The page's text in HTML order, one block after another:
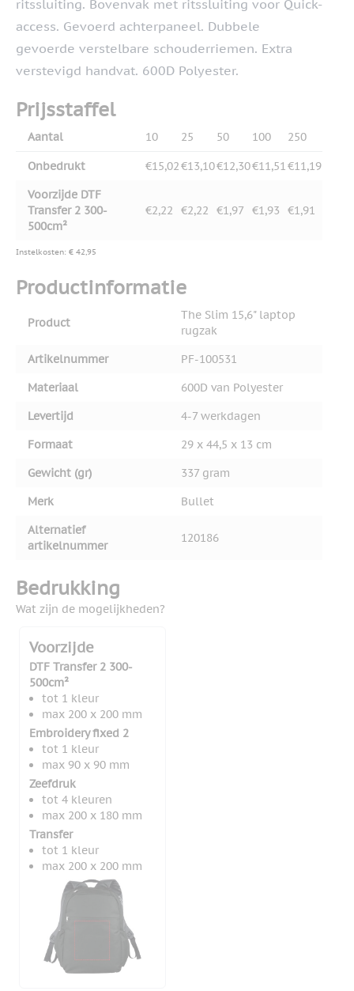
ritssluiting. Bovenvak met ritssluiting voor Quick-
access. Gevoerd achterpaneel. Dubbele
gevoerde verstelbare schouderriemen. Extra
verstevigd handvat. 600D Polyester.
Prijsstaffel
Aantal 10 25 50 100 250
Onbedrukt €15,02€13,10€12,30€11,51€11,19
Voorzijde DTF
Transfer 2 300-
500cm²
€2,22 €2,22 €1,97 €1,93 €1,91
Instelkosten: € 42,95
Productinformatie
Product
The Slim 15,6" laptop
rugzak
Artikelnummer
PF-100531
Materiaal
600D van Polyester
Levertijd
4-7 werkdagen
Formaat
29 x 44,5 x 13 cm
Gewicht (gr)
337 gram
Merk
Bullet
Alternatief
artikelnummer
120186
Bedrukking
Wat zijn de mogelijkheden?
Voorzijde
DTF Transfer 2 300-
500cm²
tot 1 kleur
max 200 x 200 mm
Embroidery fixed 2
tot 1 kleur
max 90 x 90 mm
Zeefdruk
tot 4 kleuren
max 200 x 180 mm
Transfer
tot 1 kleur
max 200 x 200 mm